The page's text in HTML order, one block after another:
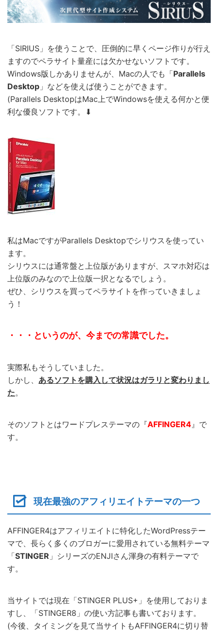
「SIRIUS」を使うことで、圧倒的に早くページ作りが行え
ますのでペラサイト量産には欠かせないソフトです。
Windows版しかありませんが、Macの人でも「Parallels
Desktop 」などを使えば使うことができます。
(Parallels DesktopはMac上でWindowsを使える何かと便
利な優良ソフトです。⬇︎
私はMacですがParallels Desktopでシリウスを使ってい
ます。
シリウスには通常盤と上位版がありますが、スマホ対応は
上位版のみなので上位版一択となるでしょう。
ぜひ、シリウスを買ってペラサイトを作っていきましょ
う！
・・・というのが、今までの常識でした。
実際私もそうしていました。
しかし、 あるソフトを購入して状況はガラリと変わりまし
た。
そのソフトとはワードプレステーマの『AFFINGER4 』で
す。
現在最強のアフィリエイトテーマの一つ
AFFINGER4はアフィリエイトに特化したWordPressテー
マで、長らく多くのブロガーに愛用されている無料テーマ
「STINGER 」シリーズのENJIさん渾身の有料テーマで
す。
当サイトでは現在「STINGER PLUS+」を使用しておりま
すし、「STINGER8」の使い方記事も書いております。
(今後、タイミングを見て当サイトもAFFINGER4に切り替